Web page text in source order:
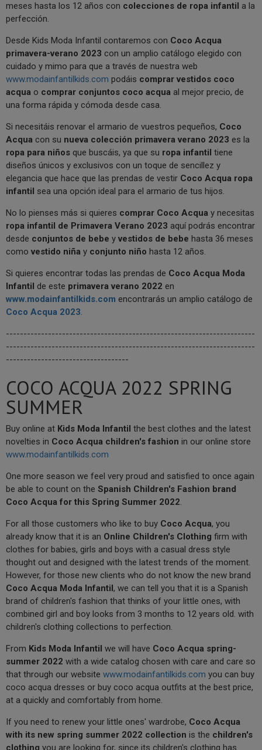
meses hasta los 12 años con colecciones de ropa infantil a la
perfección.
Desde Kids Moda Infantil contaremos con Coco Acqua
primavera-verano 2023 con un amplio catálogo elegido con
cuidado y mimo para que a través de nuestra web
www.modainfantilkids.com podáis comprar vestidos coco
acqua o comprar conjuntos coco acqua al mejor precio, de
una forma rápida y cómoda desde casa.
Si necesitáis renovar el armario de vuestros pequeños, Coco
Acqua con su nueva colección primavera verano 2023 es la
ropa para niños que buscáis, ya que su ropa infantil tiene
diseños únicos y exclusivos con un toque de sencillez y
elegancia que hace que las prendas de vestir Coco Acqua ropa
infantil sea una opción ideal para el armario de tus hijos.
No lo pienses más si quieres comprar Coco Acqua y necesitas
ropa infantil de Primavera Verano 2023 aquí podrás encontrar
desde conjuntos de bebe y vestidos de bebe hasta 36 meses
como vestido niña y conjunto niño hasta 12 años.
Si quieres encontrar todas las prendas de Coco Acqua Moda
Infantil de este primavera verano 2022 en
www.modainfantilkids.com encontrarás un amplio catálogo de
Coco Acqua 2023.
-----------------------------------------------------------------------
-----------------------------------------------------------------------
-----------------------------------
COCO ACQUA 2022 SPRING
SUMMER
Buy online at Kids Moda Infantil the best clothes and the latest
novelties in Coco Acqua children's fashion in our online store
www.modainfantilkids.com
One more season we feel very proud and satisfied to once again
be able to count on the Spanish Children's Fashion brand
Coco Acqua for this Spring Summer 2022.
For all those customers who like to buy Coco Acqua, you
already know that it is an Online Children's Clothing firm with
clothes for babies, girls and boys with a casual dress style
thought out and designed with the latest trends of the moment.
However, for those new clients who do not know the new brand
Coco Acqua Moda Infantil , we can tell you that it is a Spanish
brand of children's fashion that thinks of your little ones, with
combined girl and boy looks from 3 months to 12 years old. with
children's clothing collections to perfection.
From Kids Moda Infantil we will have Coco Acqua spring-
summer 2022 with a wide catalog chosen with care and care so
that through our website www.modainfantilkids.com you can buy
coco acqua dresses or buy coco acqua outfits at the best price,
at a quickly and comfortably from home.
If you need to renew your little ones' wardrobe, Coco Acqua
with its new spring summer 2022 collection is the children's
clothing you are looking for, since its children's clothing has